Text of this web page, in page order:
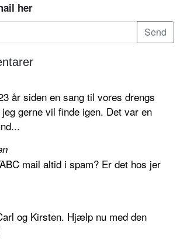
her
år siden en sang til vores drengs
gerne vil finde igen. Det var en
mail altid i spam? Er det hos jer
og Kirsten. Hjælp nu med den